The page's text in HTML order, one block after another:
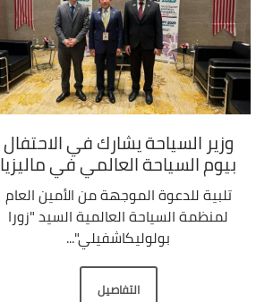
وزير السياحة يشارك في الاحتفال
بيوم السياحة العالمي في ماليزيا
تلبية للدعوة الموجهة من الأمين العام
لمنظمة السياحة العالمية السيد "زورا
بولوليكاشفيلي"...
التفاصيل